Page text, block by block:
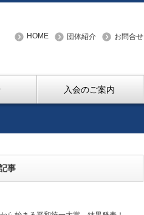
HOME 団体紹介 お問合せ
入会のご案内
事